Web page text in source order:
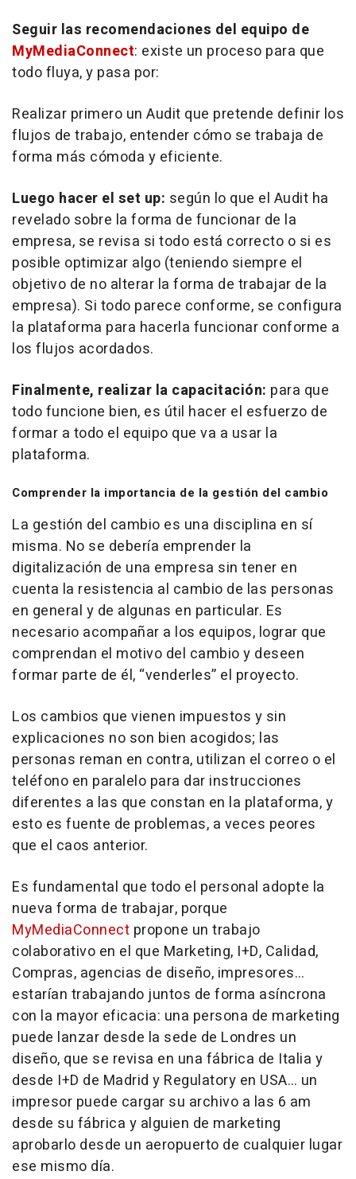
Seguir las recomendaciones del equipo de
MyMediaConnect: existe un proceso para que
todo fluya, y pasa por:
Realizar primero un Audit que pretende definir los
flujos de trabajo, entender cómo se trabaja de
forma más cómoda y eficiente.
Luego hacer el set up: según lo que el Audit ha
revelado sobre la forma de funcionar de la
empresa, se revisa si todo está correcto o si es
posible optimizar algo (teniendo siempre el
objetivo de no alterar la forma de trabajar de la
empresa). Si todo parece conforme, se configura
la plataforma para hacerla funcionar conforme a
los flujos acordados.
Finalmente, realizar la capacitación: para que
todo funcione bien, es útil hacer el esfuerzo de
formar a todo el equipo que va a usar la
plataforma.
Comprender la importancia de la gestión del cambio
La gestión del cambio es una disciplina en sí
misma. No se debería emprender la
digitalización de una empresa sin tener en
cuenta la resistencia al cambio de las personas
en general y de algunas en particular. Es
necesario acompañar a los equipos, lograr que
comprendan el motivo del cambio y deseen
formar parte de él, “venderles” el proyecto.
Los cambios que vienen impuestos y sin
explicaciones no son bien acogidos; las
personas reman en contra, utilizan el correo o el
teléfono en paralelo para dar instrucciones
diferentes a las que constan en la plataforma, y
esto es fuente de problemas, a veces peores
que el caos anterior.
Es fundamental que todo el personal adopte la
nueva forma de trabajar, porque
MyMediaConnect propone un trabajo
colaborativo en el que Marketing, I+D, Calidad,
Compras, agencias de diseño, impresores…
estarían trabajando juntos de forma asíncrona
con la mayor eficacia: una persona de marketing
puede lanzar desde la sede de Londres un
diseño, que se revisa en una fábrica de Italia y
desde I+D de Madrid y Regulatory en USA… un
impresor puede cargar su archivo a las 6 am
desde su fábrica y alguien de marketing
aprobarlo desde un aeropuerto de cualquier lugar
ese mismo día.